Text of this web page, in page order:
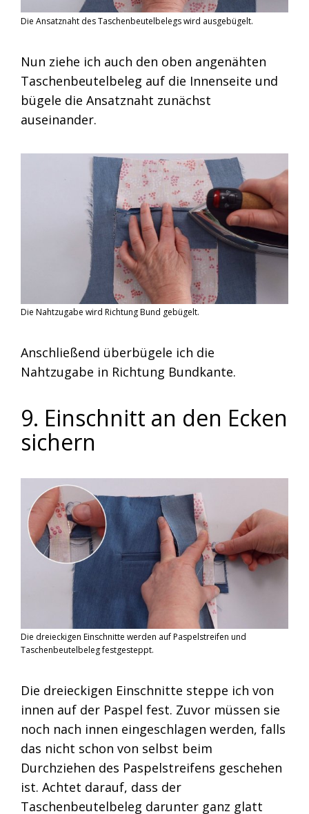
Die Ansatznaht des Taschenbeutelbelegs wird ausgebügelt.
Nun ziehe ich auch den oben angenähten
Taschenbeutelbeleg auf die Innenseite und
bügele die Ansatznaht zunächst
auseinander.
Die Nahtzugabe wird Richtung Bund gebügelt.
Anschließend überbügele ich die
Nahtzugabe in Richtung Bundkante.
9. Einschnitt an den Ecken
sichern
Die dreieckigen Einschnitte werden auf Paspelstreifen und
Taschenbeutelbeleg festgesteppt.
Die dreieckigen Einschnitte steppe ich von
innen auf der Paspel fest. Zuvor müssen sie
noch nach innen eingeschlagen werden, falls
das nicht schon von selbst beim
Durchziehen des Paspelstreifens geschehen
ist. Achtet darauf, dass der
Taschenbeutelbeleg darunter ganz glatt